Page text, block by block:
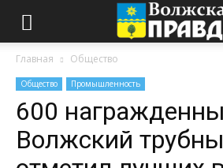
Главная Общество
Общество Промышленность
600
Волжский